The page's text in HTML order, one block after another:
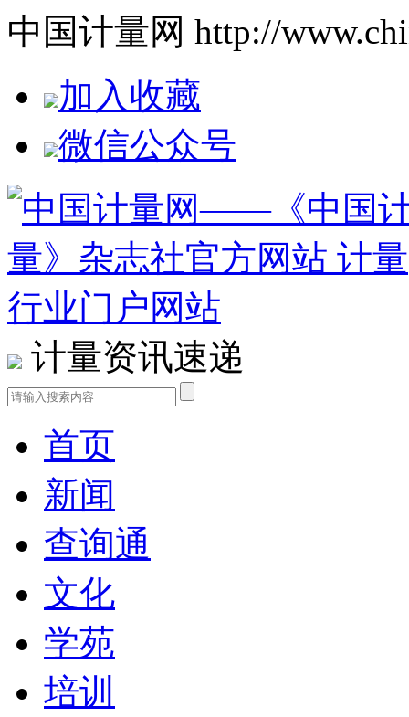
中国计量网 http://
加入收藏
微信公众号
计量资讯速递
首页
新闻
查询通
文化
学苑
培训